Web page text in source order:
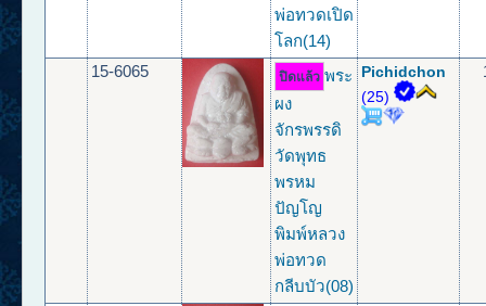
พ่อทวดเปิด
โลก(14)
15-6065 ปิดแล้ว พระ
ผง
จักรพรรดิ
วัดพุทธ
พรหม
ปัญโญ
พิมพ์หลวง
พ่อทวด
กลีบบัว(08)
Pichidchon
(25)